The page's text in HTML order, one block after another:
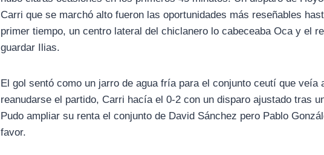
Carri que se marchó alto fueron las oportunidades más reseñables
primer tiempo, un centro lateral del chiclanero lo cabeceaba Oca y el
guardar Ilias.
El gol sentó como un jarro de agua fría para el conjunto ceutí que veía
reanudarse el partido, Carri hacía el 0-2 con un disparo ajustado tras
Pudo ampliar su renta el conjunto de David Sánchez pero Pablo
favor.